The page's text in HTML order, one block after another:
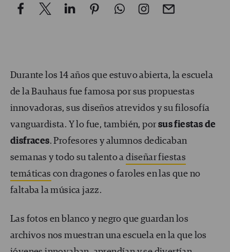
Durante los 14 años que estuvo abierta, la escuela
de la Bauhaus fue famosa por sus propuestas
innovadoras, sus diseños atrevidos y su filosofía
vanguardista. Y lo fue, también, por sus fiestas de
disfraces. Profesores y alumnos dedicaban
semanas y todo su talento adiseñar fiestas
temáticas con dragones o faroles en las que no
faltaba la música jazz.
Las fotos en blanco y negro que guardan los
archivos nos muestran una escuela en la que los